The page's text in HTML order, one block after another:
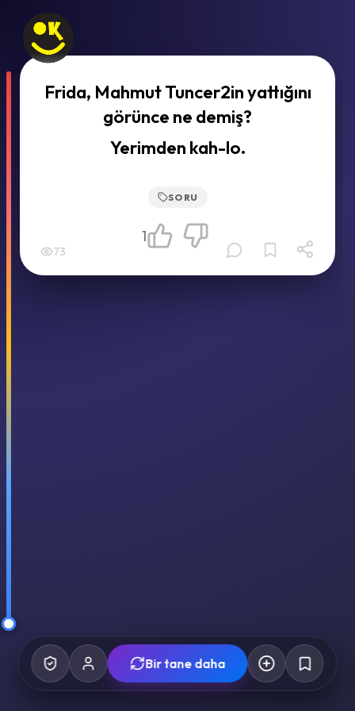
Frida, Mahmut Tuncer2in yattığını
görünce ne demiş?
Yerimden kah-lo.
SORU
73
1
Bir tane daha